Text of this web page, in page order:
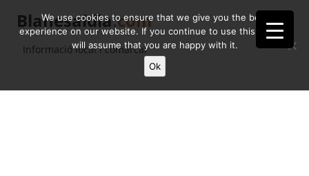
Blanesaldia.com
Informació local i comarcal
We use cookies to ensure that we give you the best
experience on our website. If you continue to use this site we
will assume that you are happy with it.
Ok